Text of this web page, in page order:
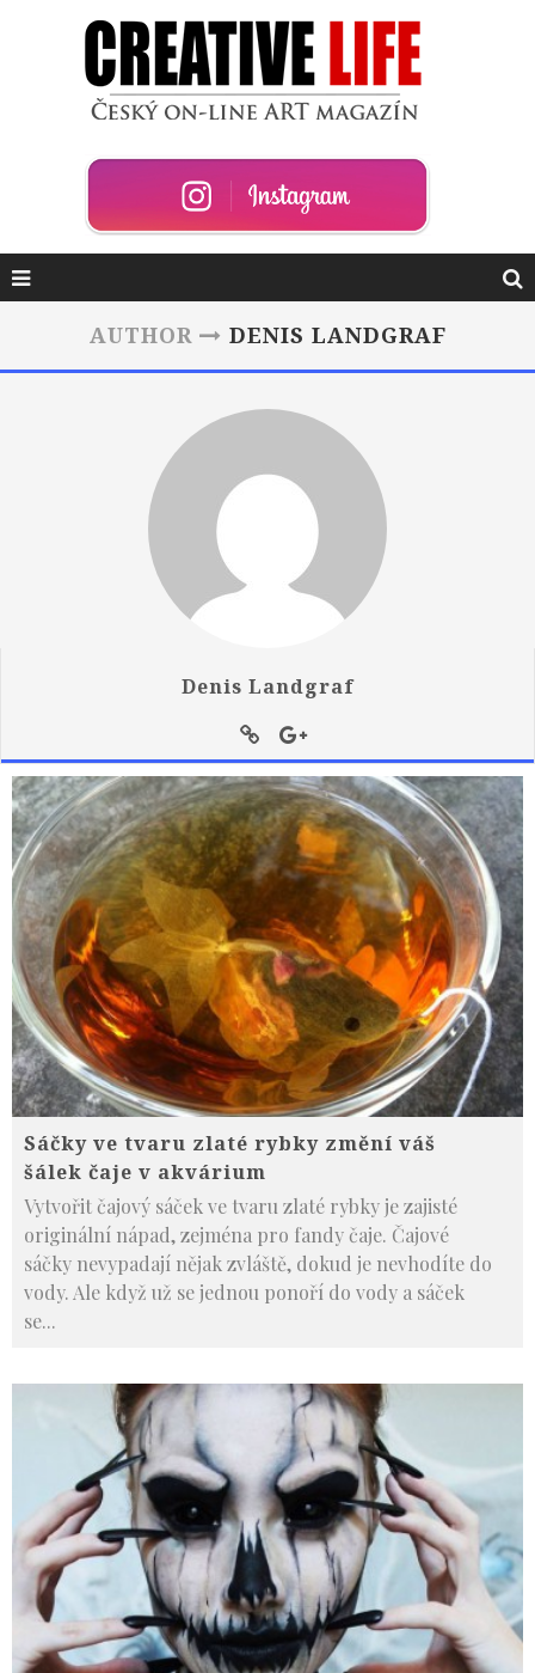
AUTHOR DENIS LANDGRAF
Denis Landgraf
Sáčky ve tvaru zlaté rybky změní váš
šálek čaje v akvárium
Vytvořit čajový sáček ve tvaru zlaté rybky je zajisté
originální nápad, zejména pro fandy čaje. Čajové
sáčky nevypadají nějak zvláště, dokud je nevhodíte do
vody. Ale když už se jednou ponoří do vody a sáček
se...